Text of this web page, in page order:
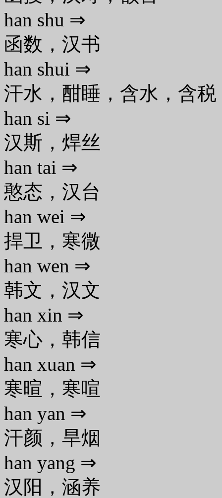
han shu ⇒
函数，汉书
han shui ⇒
汗水，酣睡，含水，含税
han si ⇒
汉斯，焊丝
han tai ⇒
憨态，汉台
han wei ⇒
捍卫，寒微
han wen ⇒
韩文，汉文
han xin ⇒
寒心，韩信
han xuan ⇒
寒暄，寒喧
han yan ⇒
汗颜，旱烟
han yang ⇒
汉阳，涵养